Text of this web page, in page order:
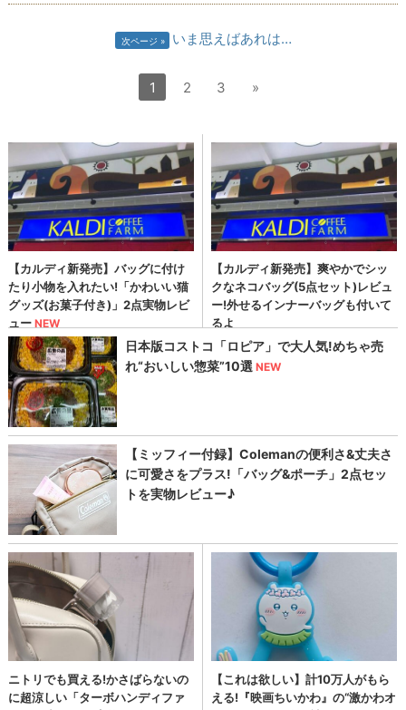
次ページ いま思えばあれは…
1 2 3 »